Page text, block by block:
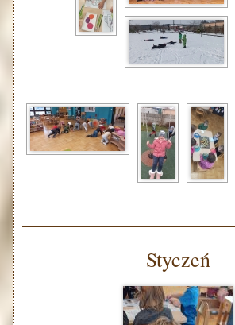
Styczeń